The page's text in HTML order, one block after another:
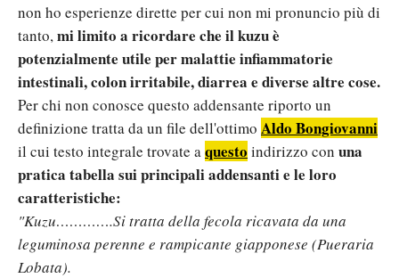
non ho esperienze dirette per cui non mi pronuncio più di
tanto,mi limito a ricordare che il kuzu è
potenzialmente utile per malattie infiammatorie
intestinali, colon irritabile, diarrea e diverse altre cose.
Per chi non conosce questo addensante riporto un
definizione tratta da un file dell'ottimo Aldo Bongiovanni
il cui testo integrale trovate aquesto indirizzo con una
pratica tabella sui principali addensanti e le loro
caratteristiche:
"Kuzu………….Si tratta della fecola ricavata da una
leguminosa perenne e rampicante giapponese (Pueraria
Lobata).